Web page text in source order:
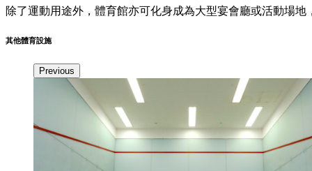
除了運動用途外，體育館亦可化身成為大型宴會廳或活動場
其他體育設施
Previous